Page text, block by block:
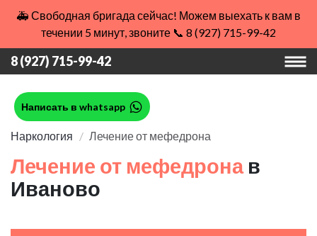
🚑 Свободная бригада сейчас! Можем выехать к вам в
течении 5 минут, звоните 📞 8 (927) 715-99-42
8 (927) 715-99-42
Написать в whatsapp
Наркология Лечение от мефедрона
Лечение от мефедрона в
Иваново